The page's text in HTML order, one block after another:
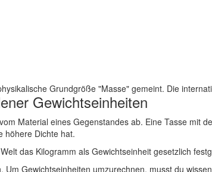
Grundgröße "Masse" gemeint. Die
Gewichtseinheiten
Material eines Gegenstandes ab. Eine Tasse mit
höhere Dichte hat.
das Kilogramm als Gewichtseinheit gesetzlich
Gewichtseinheiten umzurechnen, musst du